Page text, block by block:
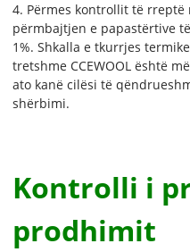
4. Përmes kontrollit të rreptë
përmbajtjen e papastërtive
1%. Shkalla e tkurrjes
tretshme CCEWOOL është
ato kanë cilësi të
shërbimi.
Kontrolli i
prodhimit